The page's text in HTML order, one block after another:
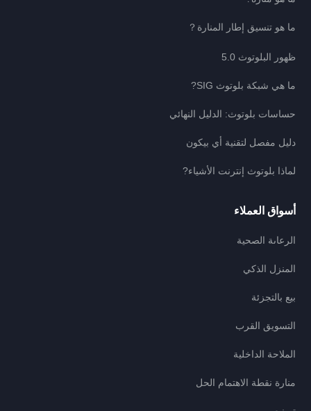
ما هو تنسيق إطار المنارة？
ظهور البلوتوث 5.0
ما هي شبكة بلوتوث SIG?
حساسات بلوتوث: الدليل النهائي
دليل مفصل لتقنية أي بيكون
لماذا بلوتوث إنترنت الأشياء?
أسواق العملاء
الرعاىة الصحية
المنزل الذكي
بيع بالتجزئة
التسويق القرب
الملاحة الداخلية
منارة نقطة الاهتمام الحل